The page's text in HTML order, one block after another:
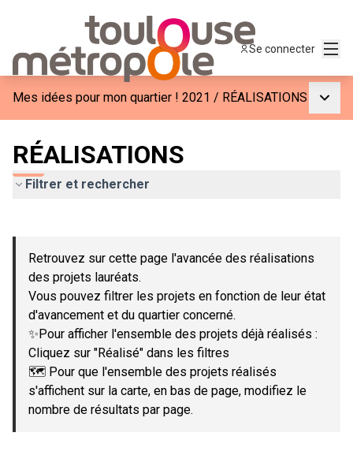
Se connecter
Mes idées pour mon quartier ! 2021 / RÉALISATIONS
RÉALISATIONS
Filtrer et rechercher
−
Retrouvez sur cette page l'avancée des réalisations
des projets lauréats.
Vous pouvez filtrer les projets en fonction de leur état
d'avancement et du quartier concerné.
✨Pour afficher l'ensemble des projets déjà réalisés :
Cliquez sur "Réalisé" dans les filtres
🗺️ Pour que l'ensemble des projets réalisés
s'affichent sur la carte, en bas de page, modifiez le
nombre de résultats par page.